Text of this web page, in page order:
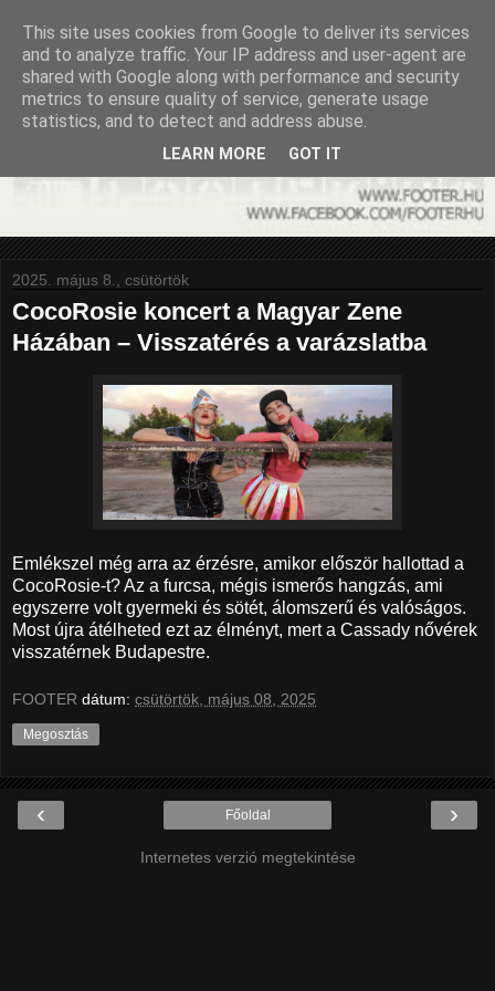
2025. május 8., csütörtök
CocoRosie koncert a Magyar Zene
Házában – Visszatérés a varázslatba
Emlékszel még arra az érzésre, amikor először hallottad a
CocoRosie-t?Az a furcsa, mégis ismerős hangzás, ami
egyszerre volt gyermeki és sötét, álomszerű és valóságos.
Most újra átélheted ezt az élményt, mert a Cassady nővérek
visszatérnek Budapestre.
FOOTER dátum: csütörtök, május 08, 2025
Megosztás
‹ ›
Főoldal
Internetes verzió megtekintése
This site uses cookies from Google to deliver its services
and to analyze traffic. Your IP address and user-agent are
shared with Google along with performance and security
metrics to ensure quality of service, generate usage
statistics, and to detect and address abuse.
LEARN MORE GOT IT